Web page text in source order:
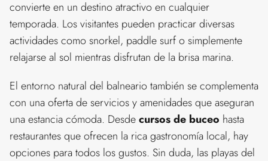
convierte en un destino atractivo en cualquier
temporada. Los visitantes pueden practicar diversas
actividades como snorkel, paddle surf o simplemente
relajarse al sol mientras disfrutan de la brisa marina.
El entorno natural del balneario también se complementa
con una oferta de servicios y amenidades que aseguran
una estancia cómoda. Desdecursos de buceo hasta
restaurantes que ofrecen la rica gastronomía local, hay
opciones para todos los gustos. Sin duda, las playas del